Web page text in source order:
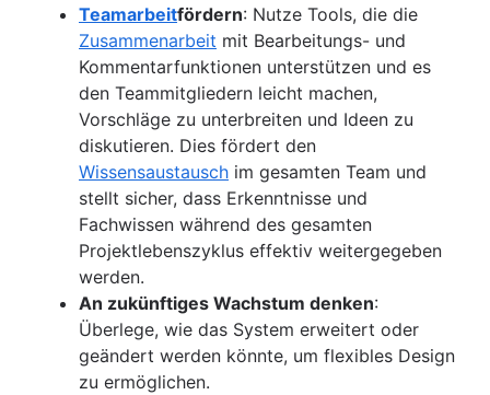
Teamarbeitfördern: Nutze Tools, die die
Zusammenarbeit mit Bearbeitungs- und
Kommentarfunktionen unterstützen und es
den Teammitgliedern leicht machen,
Vorschläge zu unterbreiten und Ideen zu
diskutieren. Dies fördert den
Wissensaustausch im gesamten Team und
stellt sicher, dass Erkenntnisse und
Fachwissen während des gesamten
Projektlebenszyklus effektiv weitergegeben
werden.
An zukünftiges Wachstum denken:
Überlege, wie das System erweitert oder
geändert werden könnte, um flexibles Design
zu ermöglichen.